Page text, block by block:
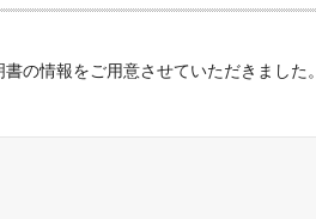
の情報をご用意させていただきました。